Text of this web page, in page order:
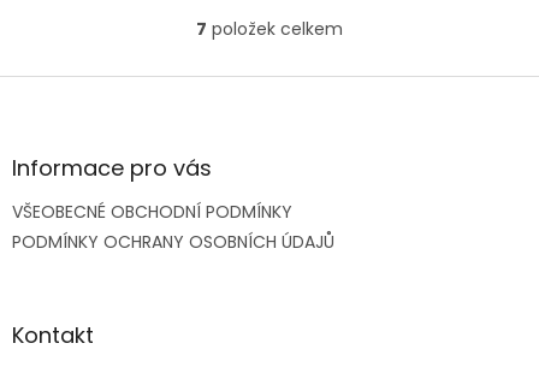
O
l
í
p
r
7 položek celkem
Z
aInformace pro vás
VŠEOBECNÉ OBCHODNÍ PODMÍNKY
PODMÍNKY OCHRANY OSOBNÍCH ÚDAJŮ
Kontakt